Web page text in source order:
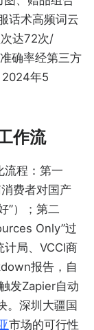
话术高频词云
次达72次/
确率经第三方
2024年5
作流
流程：第一
费者对国产
”）；第二
Only”过
局、VCCI商
报告，自
发Zapier自动
。深圳大疆国
市场的可行性